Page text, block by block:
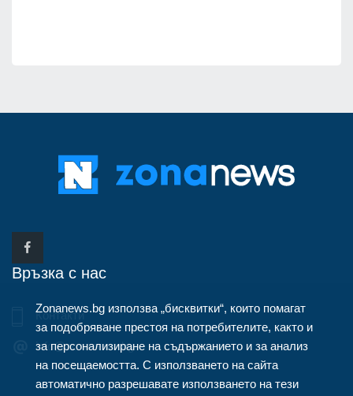
Връзка с нас
Контакти
info@zonanews.bg
Zonanews.bg използва „бисквитки“, които помагат
за подобряване престоя на потребителите, както и
за персонализиране на съдържанието и за анализ
на посещаемостта. С използването на сайта
автоматично разрешавате използването на тези